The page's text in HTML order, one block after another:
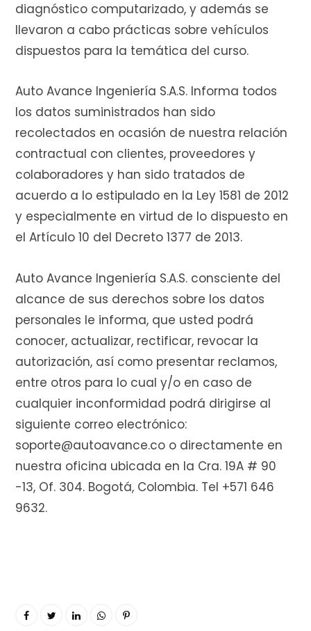
diagnóstico computarizado, y además se
llevaron a cabo prácticas sobre vehículos
dispuestos para la temática del curso.
Auto Avance Ingeniería S.A.S. Informa todos
los datos suministrados han sido
recolectados en ocasión de nuestra relación
contractual con clientes, proveedores y
colaboradores y han sido tratados de
acuerdo a lo estipulado en la Ley 1581 de 2012
y especialmente en virtud de lo dispuesto en
el Artículo 10 del Decreto 1377 de 2013.
Auto Avance Ingeniería S.A.S. consciente del
alcance de sus derechos sobre los datos
personales le informa, que usted podrá
conocer, actualizar, rectificar, revocar la
autorización, así como presentar reclamos,
entre otros para lo cual y/o en caso de
cualquier inconformidad podrá dirigirse al
siguiente correo electrónico:
soporte@autoavance.co o directamente en
nuestra oficina ubicada en la Cra. 19A # 90
-13, Of. 304. Bogotá, Colombia. Tel +571 646
9632.